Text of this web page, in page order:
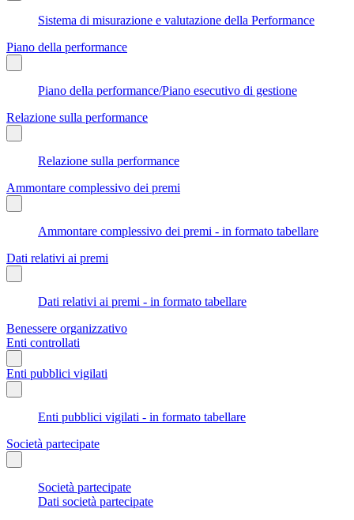
Sistema di misurazione e valutazione della Performance
Piano della performance
Piano della performance/Piano esecutivo di gestione
Relazione sulla performance
Relazione sulla performance
Ammontare complessivo dei premi
Ammontare complessivo dei premi - in formato tabellare
Dati relativi ai premi
Dati relativi ai premi - in formato tabellare
Benessere organizzativo
Enti controllati
Enti pubblici vigilati
Enti pubblici vigilati - in formato tabellare
Società partecipate
Società partecipate
Dati società partecipate